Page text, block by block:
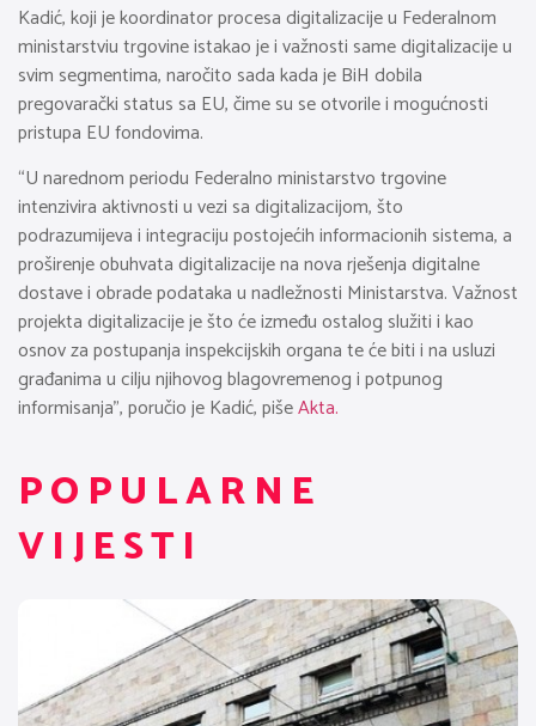
Kadić, koji je koordinator procesa digitalizacije u Federalnom
ministarstviu trgovine istakao je i važnosti same digitalizacije u
svim segmentima, naročito sada kada je BiH dobila
pregovarački status sa EU, čime su se otvorile i mogućnosti
pristupa EU fondovima.
“U narednom periodu Federalno ministarstvo trgovine
intenzivira aktivnosti u vezi sa digitalizacijom, što
podrazumijeva i integraciju postojećih informacionih sistema, a
proširenje obuhvata digitalizacije na nova rješenja digitalne
dostave i obrade podataka u nadležnosti Ministarstva. Važnost
projekta digitalizacije je što će između ostalog služiti i kao
osnov za postupanja inspekcijskih organa te će biti i na usluzi
građanima u cilju njihovog blagovremenog i potpunog
informisanja”, poručio je Kadić, pišeAkta.
POPULARNE
VIJESTI